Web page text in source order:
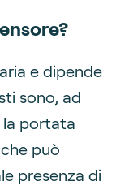
e dipende
sono, ad
la portata
può
presenza di